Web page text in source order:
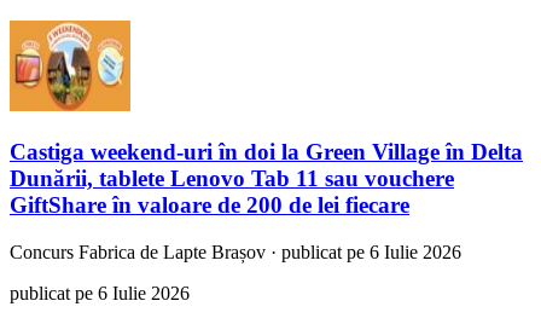
Castiga weekend-uri în doi la Green Village în Delta
Dunării, tablete Lenovo Tab 11 sau vouchere
GiftShare în valoare de 200 de lei fiecare
Concurs Fabrica de Lapte Brașov · publicat pe 6 Iulie 2026
publicat pe 6 Iulie 2026